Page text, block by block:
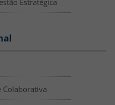
Estratégica
Colaborativa